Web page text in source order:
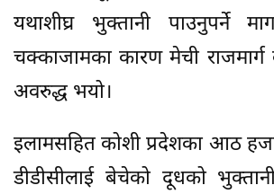
यथाशीघ्र भुक्तानी पाउनुपर्ने
चक्काजामका कारण मेची
अवरुद्ध भयो।
इलामसहित कोशी प्रदेशका आठ
डीडीसीलाई बेचेको दूधको